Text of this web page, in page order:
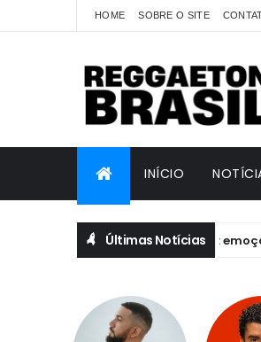
HOME SOBRE O SITE
INÍCIO
Últimas Notícias
de EQUILIBRIVM: emoção,